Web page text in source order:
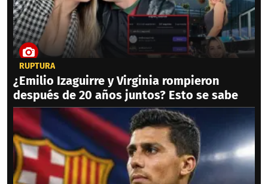
RUPTURA
¿Emilio Izaguirre y Virginia rompieron
después de 20 años juntos? Esto se sabe